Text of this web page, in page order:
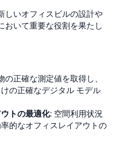
しいオフィスビルの設計や
おいて重要な役割を果たし
の正確な測定値を取得し、
の正確なデジタル モデル
トの最適化: 空間利用状況
的なオフィスレイアウトの